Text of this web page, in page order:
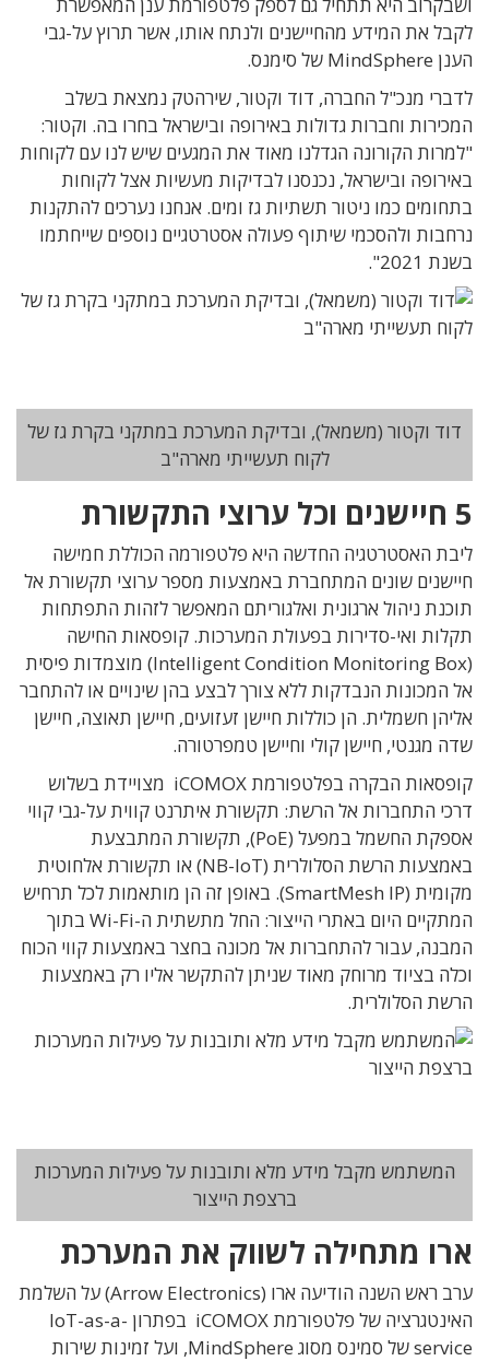
לקבל את המידע מהחיישנים ולנתח אותו, אשר תרוץ על-גבי
הענן MindSphere של סימנס.
לדברי מנכ"ל החברה, דוד וקטור, שירהטק נמצאת בשלב
המכירות וחברות גדולות באירופה ובישראל בחרו בה. וקטור:
"למרות הקורונה הגדלנו מאוד את המגעים שיש לנו עם לקוחות
באירופה ובישראל, נכנסנו לבדיקות מעשיות אצל לקוחות
בתחומים כמו ניטור תשתיות גז ומים. אנחנו נערכים להתקנות
נרחבות ולהסכמי שיתוף פעולה אסטרטגיים נוספים שייחתמו
בשנת 2021".
דוד וקטור (משמאל), ובדיקת המערכת במתקני בקרת גז של
לקוח תעשייתי מארה"ב
5 חיישנים וכל ערוצי התקשורת
ליבת האסטרטגיה החדשה היא פלטפורמה הכוללת חמישה
חיישנים שונים המתחברת באמצעות מספר ערוצי תקשורת אל
תוכנת ניהול ארגונית ואלגוריתם המאפשר לזהות התפתחות
תקלות ואי-סדירות בפעולת המערכות. קופסאות החישה
(Intelligent Condition Monitoring Box) מוצמדות פיסית
אל המכונות הנבדקות ללא צורך לבצע בהן שינויים או להתחבר
אליהן חשמלית. הן כוללות חיישן זעזועים, חיישן תאוצה, חיישן
שדה מגנטי, חיישן קולי וחיישן טמפרטורה.
קופסאות הבקרה בפלטפורמת iCOMOX מצויידת בשלוש
דרכי התחברות אל הרשת: תקשורת איתרנט קווית על-גבי קווי
אספקת החשמל במפעל (PoE), תקשורת המתבצעת
באמצעות הרשת הסלולרית (NB-IoT) או תקשורת אלחוטית
מקומית (SmartMesh IP). באופן זה הן מותאמות לכל תרחיש
המתקיים היום באתרי הייצור: החל מתשתית ה-Wi-Fi בתוך
המבנה, עבור להתחברות אל מכונה בחצר באמצעות קווי הכוח
וכלה בציוד מרוחק מאוד שניתן להתקשר אליו רק באמצעות
הרשת הסלולרית.
המשתמש מקבל מידע מלא ותובנות על פעילות המערכות
ברצפת הייצור
ארו מתחילה לשווק את המערכת
ערב ראש השנה הודיעה ארו (Arrow Electronics) על השלמת
האינטגרציה של פלטפורמת iCOMOX בפתרון IoT-as-a-
service של סמינס מסוג MindSphere, ועל זמינות שירות